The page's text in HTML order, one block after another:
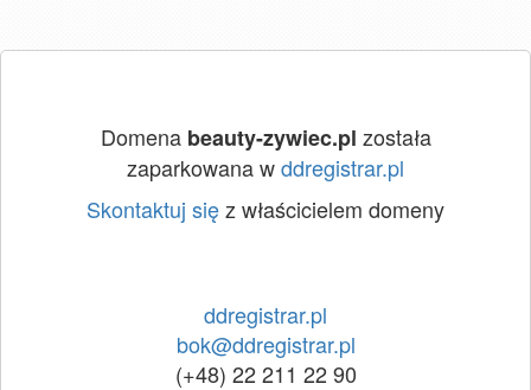
Domena beauty-zywiec.pl została
zaparkowana wddregistrar.pl
Skontaktuj sięz właścicielem domeny
ddregistrar.pl
bok@ddregistrar.pl
(+48) 22 211 22 90